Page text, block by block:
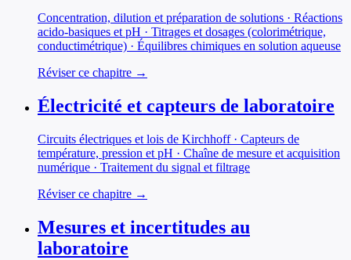
Concentration, dilution et préparation de solutions · Réactions
acido-basiques et pH · Titrages et dosages (colorimétrique,
conductimétrique) · Équilibres chimiques en solution aqueuse
Réviser ce chapitre →
Électricité et capteurs de laboratoire
Circuits électriques et lois de Kirchhoff · Capteurs de
température, pression et pH · Chaîne de mesure et acquisition
numérique · Traitement du signal et filtrage
Réviser ce chapitre →
Mesures et incertitudes au
laboratoire